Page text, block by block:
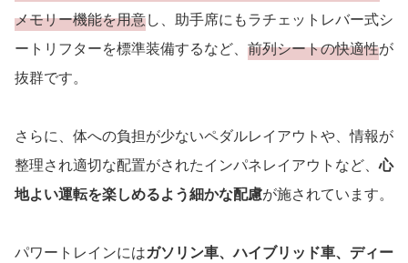
メモリー機能を用意し、助手席にもラチェットレバー式シ
ートリフターを標準装備するなど、 前列シートの快適性が
抜群です。
さらに、体への負担が少ないペダルレイアウトや、情報が
整理され適切な配置がされたインパネレイアウトなど、心
地よい運転を楽しめるよう細かな配慮が施されています。
パワートレインにはガソリン車、ハイブリッド車、ディー